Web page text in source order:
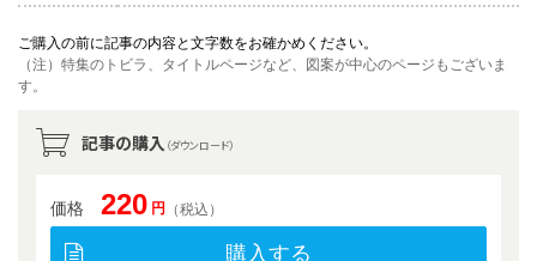
ご購入の前に記事の内容と文字数をお確かめください。
（注）特集のトビラ、タイトルページなど、図案が中心のページもございま
す。
記事の購入 （ダウンロード）
価格 220 円 （税込）
購入する